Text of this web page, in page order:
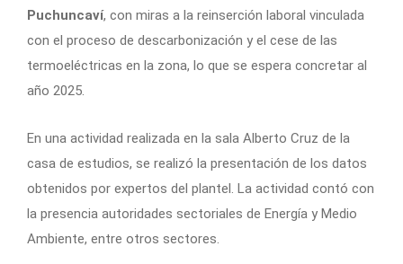
Puchuncaví, con miras a la reinserción laboral vinculada
con el proceso de descarbonización y el cese de las
termoeléctricas en la zona, lo que se espera concretar al
año 2025.
En una actividad realizada en la sala Alberto Cruz de la
casa de estudios, se realizó la presentación de los datos
obtenidos por expertos del plantel. La actividad contó con
la presencia autoridades sectoriales de Energía y Medio
Ambiente, entre otros sectores.